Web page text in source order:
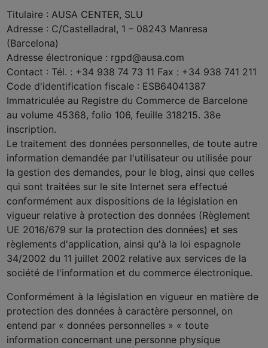
Titulaire : AUSA CENTER, SLU
Adresse : C/Castelladral, 1 – 08243 Manresa
(Barcelona)
Adresse électronique : rgpd@ausa.com
Contact : Tél. : +34 938 74 73 11 Fax : +34 938 741 211
Code d'identification fiscale : ESB64041387
Immatriculée au Registre du Commerce de Barcelone
au volume 45368, folio 106, feuille 318215. 38e
inscription.
Le traitement des données personnelles, de toute autre
information demandée par l'utilisateur ou utilisée pour
la gestion des demandes, pour le blog, ainsi que celles
qui sont traitées sur le site Internet sera effectué
conformément aux dispositions de la législation en
vigueur relative à protection des données (Règlement
UE 2016/679 sur la protection des données) et ses
règlements d'application, ainsi qu'à la loi espagnole
34/2002 du 11 juillet 2002 relative aux services de la
société de l'information et du commerce électronique.
Conformément à la législation en vigueur en matière de
protection des données à caractère personnel, on
entend par « données personnelles » « toute
information concernant une personne physique